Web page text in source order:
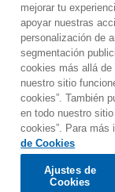
Contacto
Política de
© 2025
Would you
mejorar tu
apoyar nuestras
personalización de
segmentación
cookies más allá
nuestro sitio
cookies”. También
en todo nuestro
cookies”. Para más
de Cookies
Ajustes de
Cookies